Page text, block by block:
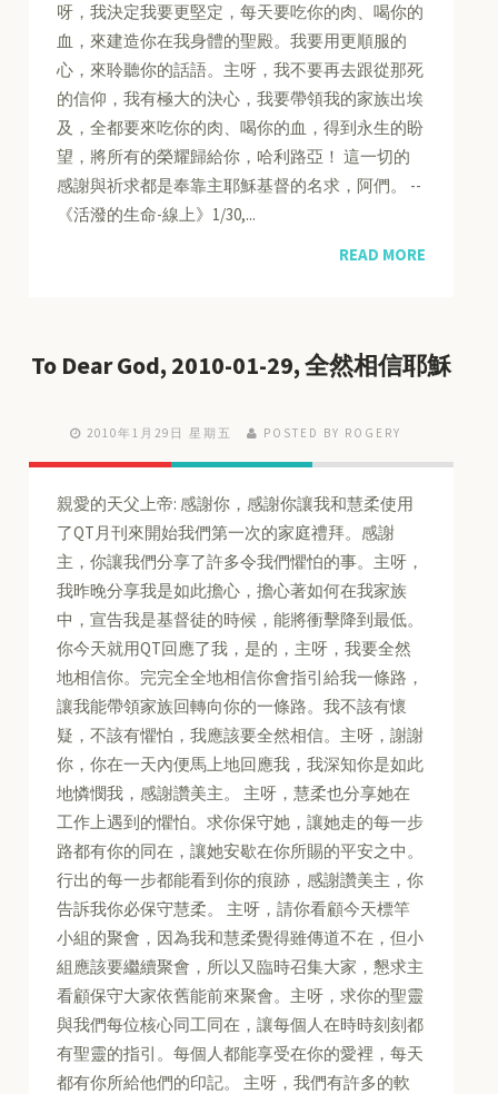
呀，我決定我要更堅定，每天要吃你的肉、喝你的
血，來建造你在我身體的聖殿。我要用更順服的
心，來聆聽你的話語。主呀，我不要再去跟從那死
的信仰，我有極大的決心，我要帶領我的家族出埃
及，全都要來吃你的肉、喝你的血，得到永生的盼
望，將所有的榮耀歸給你，哈利路亞！ 這一切的
感謝與祈求都是奉靠主耶穌基督的名求，阿們。 --
《活潑的生命-線上》1/30,...
READ MORE
To Dear God, 2010-01-29, 全然相信耶穌
2010年1月29日 星期五 POSTED BY ROGERY
親愛的天父上帝: 感謝你，感謝你讓我和慧柔使用
了QT月刊來開始我們第一次的家庭禮拜。感謝
主，你讓我們分享了許多令我們懼怕的事。主呀，
我昨晚分享我是如此擔心，擔心著如何在我家族
中，宣告我是基督徒的時候，能將衝擊降到最低。
你今天就用QT回應了我，是的，主呀，我要全然
地相信你。完完全全地相信你會指引給我一條路，
讓我能帶領家族回轉向你的一條路。我不該有懷
疑，不該有懼怕，我應該要全然相信。主呀，謝謝
你，你在一天內便馬上地回應我，我深知你是如此
地憐憫我，感謝讚美主。 主呀，慧柔也分享她在
工作上遇到的懼怕。求你保守她，讓她走的每一步
路都有你的同在，讓她安歇在你所賜的平安之中。
行出的每一步都能看到你的痕跡，感謝讚美主，你
告訴我你必保守慧柔。 主呀，請你看顧今天標竿
小組的聚會，因為我和慧柔覺得雖傳道不在，但小
組應該要繼續聚會，所以又臨時召集大家，懇求主
看顧保守大家依舊能前來聚會。主呀，求你的聖靈
與我們每位核心同工同在，讓每個人在時時刻刻都
有聖靈的指引。每個人都能享受在你的愛裡，每天
都有你所給他們的印記。 主呀，我們有許多的軟